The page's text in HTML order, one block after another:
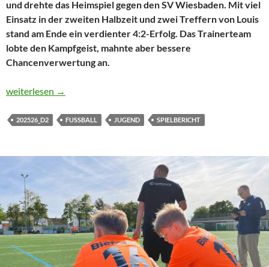
und drehte das Heimspiel gegen den SV Wiesbaden. Mit viel
Einsatz in der zweiten Halbzeit und zwei Treffern von Louis
stand am Ende ein verdienter 4:2-Erfolg. Das Trainerteam
lobte den Kampfgeist, mahnte aber bessere
Chancenverwertung an.
Nach Fehlstart: D2 belohnt sich mit packender Aufholjagd
weiterlesen →
202526_D2 FUSSBALL JUGEND SPIELBERICHT